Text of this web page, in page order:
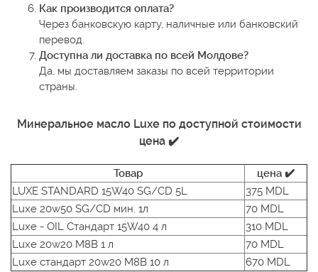
Как производится оплата?
Через банковскую карту, наличные или банковский
перевод.
Доступна ли доставка по всей Молдове?
Да, мы доставляем заказы по всей территории
страны.
Минеральное масло Luxe по доступной стоимости
цена ✔️
Товар
цена ✔️
LUXE STANDARD 15W40 SG/CD 5L
375 MDL
Luxe 20w50 SG/CD мин. 1л
70 MDL
Luxe - OIL Стандарт 15W40 4 л
310 MDL
Luxe 20w20 M8B 1 л
70 MDL
Luxe стандарт 20w20 M8B 10 л
670 MDL